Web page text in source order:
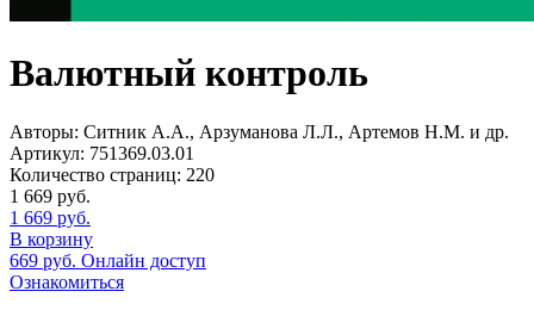
Валютный контроль
Авторы: Ситник А.А., Арзуманова Л.Л., Артемов Н.М. и др.
Артикул: 751369.03.01
Количество страниц: 220
1 669 руб.
1 669 руб.
В корзину
669 руб. Онлайн доступ
Ознакомиться